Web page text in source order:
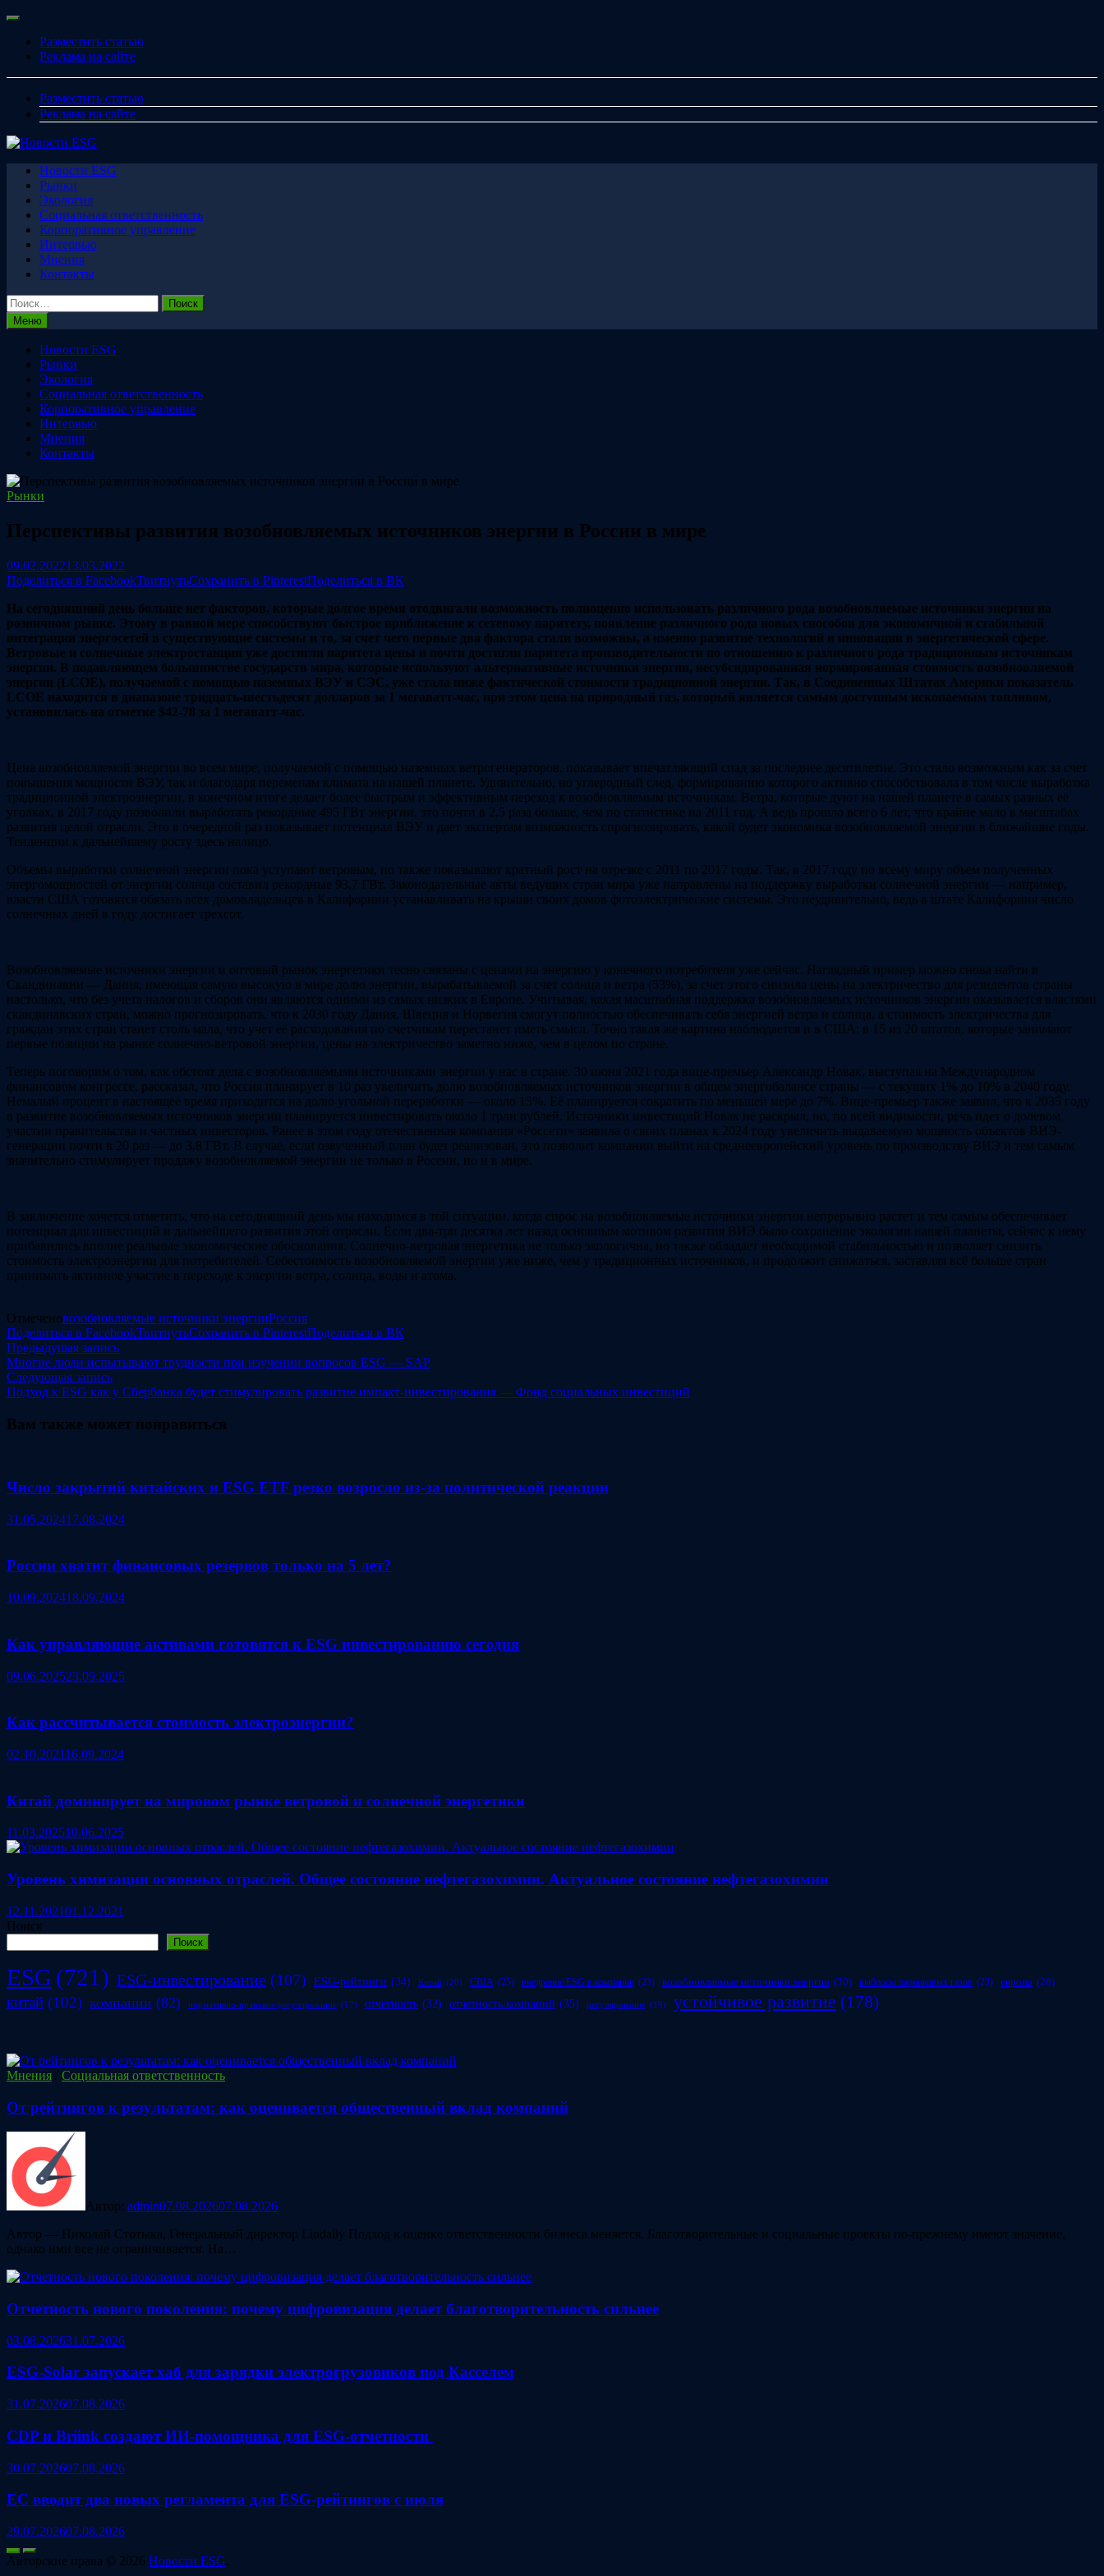
Перейти
содержимому
Меню
Разместить статью
Реклама на сайте
Разместить статью
Реклама на сайте
Новости ESG
Рынки
Экология
Социальная ответственность
Корпоративное управление
Интервью
Мнения
Контакты
Найти:
Меню
Новости ESG
Рынки
Экология
Социальная ответственность
Корпоративное управление
Интервью
Мнения
Контакты
Рынки
Перспективы развития возобновляемых источников энергии в России в мире
09.02.202213.03.2022
Поделиться в FacebookТвитнутьСохранить в PinterestПоделиться в ВК
На сегодняшний день больше нет факторов, которые долгое время отодвигали возможность полноценно использовать различного рода возобновляемые источники энергии на
розничном рынке. Этому в равной мере способствуют быстрое приближение к сетевому паритету, появление различного рода новых способов для экономичной и стабильной
интеграции энергосетей в существующие системы и то, за счет чего первые два фактора стали возможны, а именно развитие технологий и инновации в энергетической сфере.
Ветровые и солнечные электростанции уже достигли паритета цены и почти достигли паритета производительности по отношению к различного рода традиционным источникам
энергии. В подавляющем большинстве государств мира, которые используют альтернативные источники энергии, несубсидированная нормированная стоимость возобновляемой
энергии (LCOE), получаемой с помощью наземных ВЭУ и СЭС, уже стала ниже фактической стоимости традиционной энергии. Так, в Соединенных Штатах Америки показатель
LCOE находится в диапазоне тридцать-шестьдесят долларов за 1 мегаватт-час, при этом цена на природный газ, который является самым доступным ископаемым топливом,
установилась на отметке $42-78 за 1 мегаватт-час.
Цена возобновляемой энергии во всем мире, получаемой с помощью наземных ветрогенераторов, показывает впечатляющий спад за последнее десятилетие. Это стало возможным как за счет
повышения мощности ВЭУ, так и благодаря переменам климата на нашей планете. Удивительно, но углеродный след, формированию которого активно способствовала в том числе выработка
традиционной электроэнергии, в конечном итоге делает более быстрым и эффективным переход к возобновляемым источникам. Ветра, которые дуют на нашей планете в самых разных её
уголках, в 2017 году позволили выработать рекордные 495 ГВт энергии, это почти в 2,5 раза больше, чем по статистике на 2011 год. А ведь прошло всего 6 лет, что крайне мало в масштабах
развития целой отрасли. Это в очередной раз показывает потенциал ВЭУ и дает экспертам возможность спрогнозировать, какой будет экономика возобновляемой энергии в ближайшие годы.
Тенденции к дальнейшему росту здесь налицо.
Объемы выработки солнечной энергии пока уступают ветровым, но также показывают кратный рост на отрезке с 2011 по 2017 годы. Так, в 2017 году по всему миру объем полученных
энергомощностей от энергии солнца составил рекордные 93,7 ГВт. Законодательные акты ведущих стран мира уже направлены на поддержку выработки солнечной энергии — например,
власти США готовятся обязать всех домовладельцев в Калифорнии устанавливать на крыши своих домов фотоэлектрические системы. Это неудивительно, ведь в штате Калифорния число
солнечных дней в году достигает трехсот.
Возобновляемые источники энергии и оптовый рынок энергетики тесно связаны с ценами на энергию у конечного потребителя уже сейчас. Наглядный пример можно снова найти в
Скандинавии — Дания, имеющая самую высокую в мире долю энергии, вырабатываемой за счет солнца и ветра (53%), за счет этого снизила цены на электричество для резидентов страны
настолько, что без учета налогов и сборов они являются одними из самых низких в Европе. Учитывая, какая масштабная поддержка возобновляемых источников энергии оказывается властями
скандинавских стран, можно прогнозировать, что к 2030 году Дания, Швеция и Норвегия смогут полностью обеспечивать себя энергией ветра и солнца, а стоимость электричества для
граждан этих стран станет столь мала, что учет её расходования по счетчикам перестанет иметь смысл. Точно такая же картина наблюдается и в США: в 15 из 20 штатов, которые занимают
первые позиции на рынке солнечно-ветровой энергии, цены на электричество заметно ниже, чем в целом по стране.
Теперь поговорим о том, как обстоят дела с возобновляемыми источниками энергии у нас в стране. 30 июня 2021 года вице-премьер Александр Новак, выступая на Международном
финансовом конгрессе, рассказал, что Россия планирует в 10 раз увеличить долю возобновляемых источников энергии в общем энергобалансе страны — с текущих 1% до 10% в 2040 году.
Немалый процент в настоящее время приходится на долю угольной переработки — около 15%. Её планируется сократить по меньшей мере до 7%. Вице-премьер также заявил, что к 2035 году
в развитие возобновляемых источников энергии планируется инвестировать около 1 трлн рублей. Источники инвестиций Новак не раскрыл, но, по всей видимости, речь идет о долевом
участии правительства и частных инвесторов. Ранее в этом году отечественная компания «Россети» заявила о своих планах к 2024 году увеличить выдаваемую мощность объектов ВИЭ-
генерации почти в 20 раз — до 3,8 ГВт. В случае, если озвученный план будет реализован, это позволит компании выйти на среднеевропейский уровень по производству ВИЭ и тем самым
значительно стимулирует продажу возобновляемой энергии не только в России, но и в мире.
В заключение хочется отметить, что на сегодняшний день мы находимся в той ситуации, когда спрос на возобновляемые источники энергии непрерывно растет и тем самым обеспечивает
потенциал для инвестиций и дальнейшего развития этой отрасли. Если два-три десятка лет назад основным мотивом развития ВИЭ было сохранение экологии нашей планеты, сейчас к нему
прибавились вполне реальные экономические обоснования. Солнечно-ветровая энергетика не только экологична, но также обладает необходимой стабильностью и позволяет снизить
стоимость электроэнергии для потребителей. Себестоимость возобновляемой энергии уже ниже, чем у традиционных источников, и продолжит снижаться, заставляя всё больше стран
принимать активное участие в переходе к энергии ветра, солнца, воды и атома.
Отмеченовозобновляемые источники энергииРоссия
Поделиться в FacebookТвитнутьСохранить в PinterestПоделиться в ВК
Навигация
по
записям
Предыдущая записьПредыдущая
запись:
Многие люди испытывают трудности при изучении вопросов ESG — SAP
Следующая записьСледующая
запись:
Подход к ESG как у Сбербанка будет стимулировать развитие импакт-инвестирования — Фонд социальных инвестиций
Вам также может понравиться
Число закрытий китайских и ESG ETF резко возросло из-за политической реакции
31.05.202417.08.2024
России хватит финансовых резервов только на 5 лет?
10.09.202418.09.2024
Как управляющие активами готовятся к ESG инвестированию сегодня
09.06.202523.09.2025
Как рассчитывается стоимость электроэнергии?
02.10.202116.09.2024
Китай доминирует на мировом рынке ветровой и солнечной энергетики
11.03.202510.06.2025
Уровень химизации основных отраслей. Общее состояние нефтегазохимии. Актуальное состояние нефтегазохимии
12.11.202101.12.2021
Поиск
Поиск
ESG (721) ESG-инвестирование (107) ESG-рейтинги (34) Китай (20) США (25) внедрение ESG в компании (23) возобновляемые источники энергии (30) выбросы парниковых газов (23) европа (28)
китай (102) компании (82) нормативно-правовое регулирование (17) отчетность (32) отчетность компаний (35) регулирование (19) устойчивое развитие (178)
Мнения / Социальная ответственность
От рейтингов к результатам: как оценивается общественный вклад компаний
Автор: admin07.08.202607.08.2026
Автор — Николай Стотыка, Генеральный директор Lindaily Подход к оценке ответственности бизнеса меняется. Благотворительные и социальные проекты по-прежнему имеют значение,
однако ими все не ограничивается. На…
Отчетность нового поколения: почему цифровизация делает благотворительность сильнее
03.08.202631.07.2026
ESG‑Solar запускает хаб для зарядки электрогрузовиков под Касселем
31.07.202607.08.2026
CDP и Briink создают ИИ‑помощника для ESG-отчетности
30.07.202607.08.2026
ЕС вводит два новых регламента для ESG‑рейтингов с июля
29.07.202607.08.2026
Авторские права © 2026 Новости ESG.